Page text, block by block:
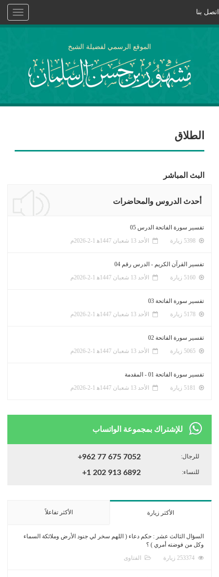
Toggle
اتصل بنا
الموقع الرسمي لفضيلة الشيخ
الطلاق
البث المباشر
أحدث الدروس والمحاضرات
تفسير سورة الفاتحة الدرس 05
الأحد 13 شعبان 1447ﻫ 1-2-2026م
تفسير القرآن الكريم - الدرس رقم 04
الأحد 13 شعبان 1447ﻫ 1-2-2026م
تفسير سورة الفاتحة 03
الأحد 13 شعبان 1447ﻫ 1-2-2026م
تفسير سورة الفاتحة 02
الأحد 13 شعبان 1447ﻫ 1-2-2026م
تفسير سورة الفاتحة 01 - المقدمة
الأحد 13 شعبان 1447ﻫ 1-2-2026م
للإشتراك بمجموعة الواتساب
للرجال: +962 77 675 7052
للنساء: +1 202 913 6892
الأكثر زيارة الأكثر تفاعلاً
السؤال الثالث عشر : حكم دعاء ( اللهم سخر لي جنود الأرض وملائكة السماء
وكل من فوضته أمري ) ؟
الفتاوى